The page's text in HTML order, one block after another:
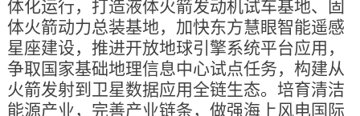
体化运行，打造液体火箭发动机试车基地、固
体火箭动力总装基地，加快东方慧眼智能遥感
星座建设，推进开放地球引擎系统平台应用，
争取国家基础地理信息中心试点任务，构建从
火箭发射到卫星数据应用全链生态。培育清洁
能源产业，完善产业链条，做强海上风电国际